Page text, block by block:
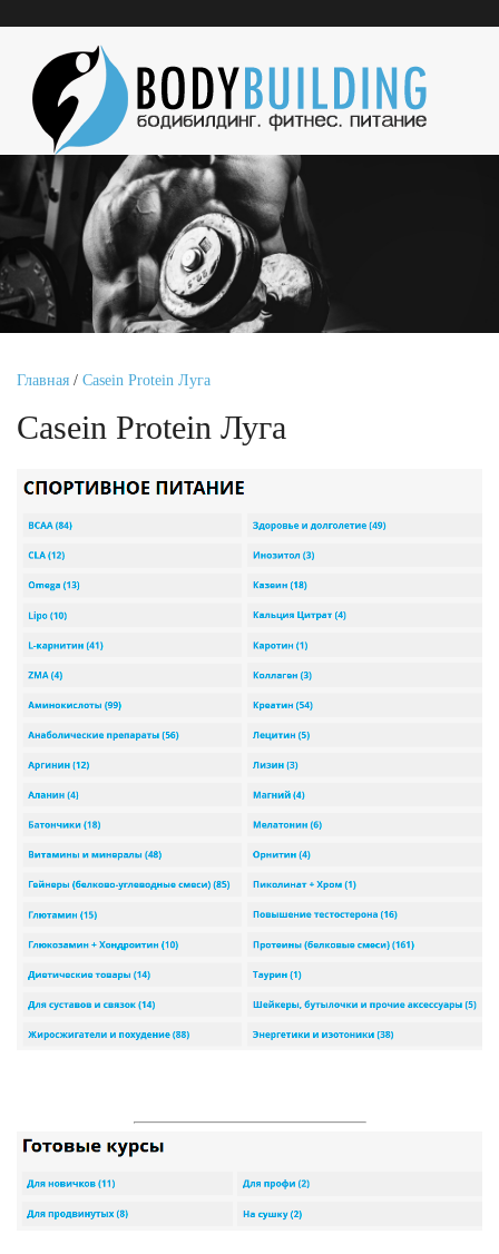
Главная / Casein Protein Луга
Casein Protein Луга